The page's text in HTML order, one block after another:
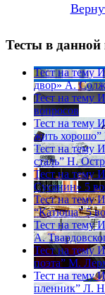
Тесты в данной
Тест на тему
двор» А.
Тест на тему
вопросов
Тест на тему
жить хорошо”
Тест на тему
сталь” Н.
Тест на тему
Сусанин» 5
Тест на тему
“Катюша” 5
Тест на тему
А.
Тест на тему
поэта” М.
Тест на тему
пленник” Л.